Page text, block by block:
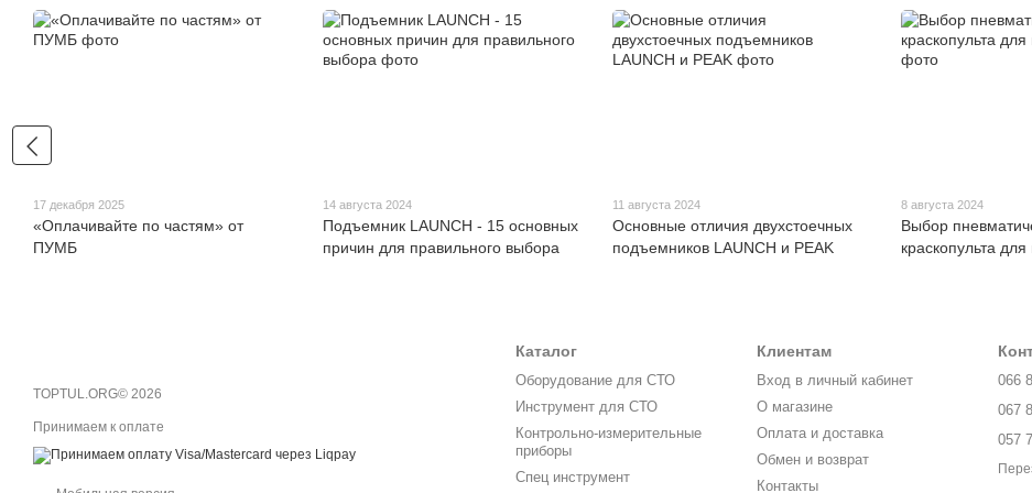
17 декабря 2025
«Оплачивайте по частям» от
ПУМБ
14 августа 2024
Подъемник LAUNCH - 15 основных
причин для правильного выбора
11 августа 2024
Основные отличия двухстоечных
подъемников LAUNCH и PEAK
8 августа 2024
Выбор
краскопульта
TOPTUL.ORG© 2026
Принимаем к оплате
Каталог
Оборудование для СТО
Инструмент для СТО
Контрольно-измерительные
приборы
Спец инструмент
Клиентам
Вход в личный кабинет
О магазине
Оплата и доставка
Обмен и возврат
Контакты
066
067
057